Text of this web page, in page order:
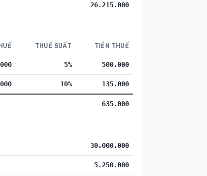
26.215.000
THUẾ SUẤT TIỀN THUẾ
5% 500.000
10% 135.000
635.000
30.000.000
5.250.000